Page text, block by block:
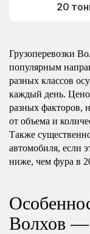
20
Грузоперевозки
популярным
разных классов
каждый день.
разных факторов,
от объема и
Также
автомобиля, если
ниже, чем фура в
Волхов —